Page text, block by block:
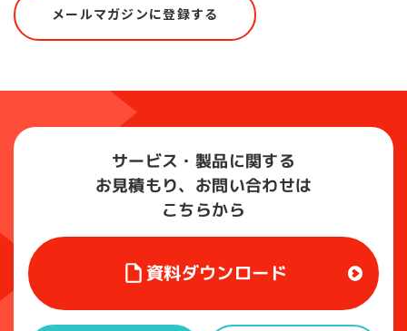
メールマガジンに登録する
サービス・製品に関する
お見積もり、お問い合わせは
こちらから
資料ダウンロード